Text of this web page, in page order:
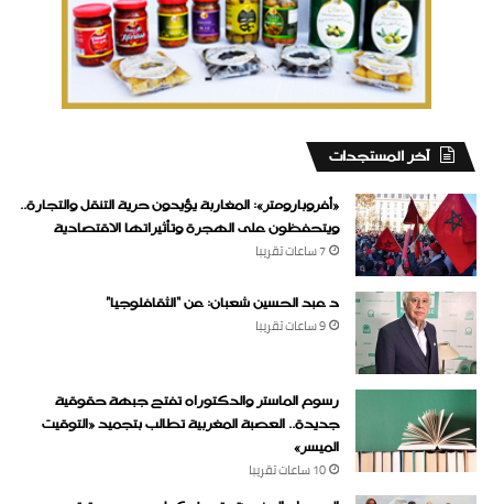
‏آخر المستجدات
«أفروبارومتر»: المغاربة يؤيدون حرية التنقل والتجارة..
ويتحفظون على الهجرة وتأثيراتها الاقتصادية
7 ساعات ‏تقريبا
د عبد الحسين شعبان: عن “الثقافلوجيا”
9 ساعات ‏تقريبا
رسوم الماستر والدكتوراه تفتح جبهة حقوقية
جديدة.. العصبة المغربية تطالب بتجميد «التوقيت
الميسر»
10 ساعات ‏تقريبا